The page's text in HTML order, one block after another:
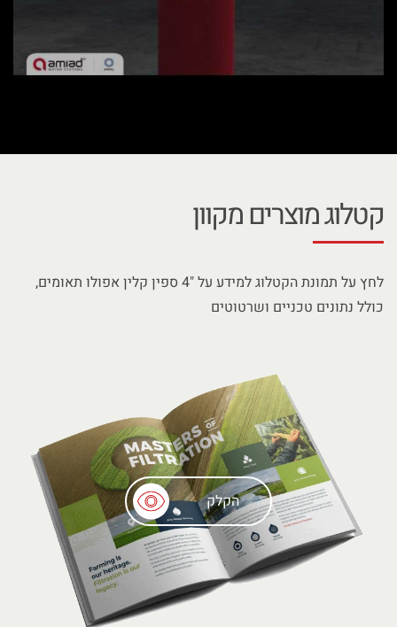
קטלוג מוצרים מקוון
לחץ על תמונת הקטלוג למידע על "4 ספין קלין אפולו תאומים,
כולל נתונים טכניים ושרטוטים
הקלק